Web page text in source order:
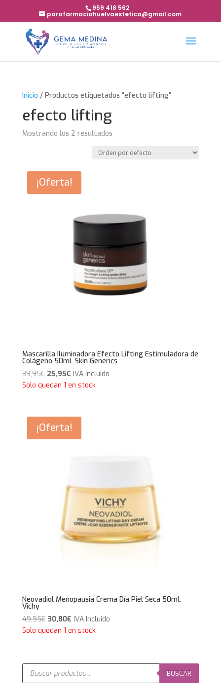
959 418 562
parafarmaciahuelvaestetica@gmail.com
Inicio / Productos etiquetados “efecto lifting”
efecto lifting
Mostrando los 2 resultados
¡Oferta!
Mascarilla Iluminadora Efecto Lifting Estimuladora de
Colágeno 50ml. Skin Generics
39,95€ El
precio
39,95€.
25,95€El
precio
25,95€.
IVA Incluido
Solo quedan 1 en stock
¡Oferta!
Neovadiol Menopausia Crema Día Piel Seca 50ml.
Vichy
49,95€ El
precio
49,95€.
30,80€El
precio
30,80€.
IVA Incluido
Solo quedan 1 en stock
Búsqueda
productos
BUSCAR